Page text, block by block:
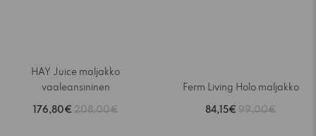
HAY Juice maljakko
vaaleansininen
176,80€ 208,00€
Ferm Living Holo maljakko
84,15€ 99,00€